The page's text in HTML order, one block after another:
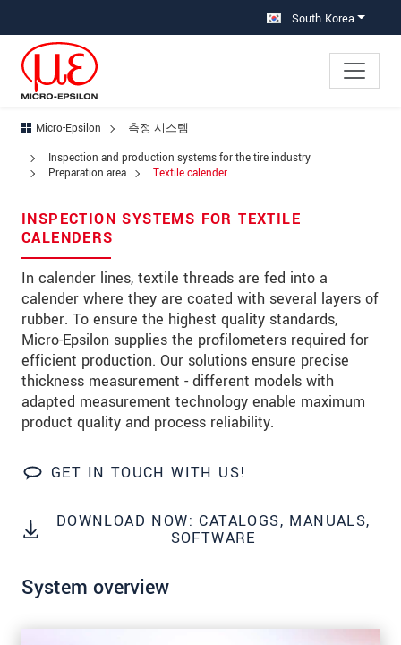
South Korea
Micro-Epsilon
측정 시스템
Inspection and production systems for the tire industry
Preparation area
Textile calender
INSPECTION SYSTEMS FOR TEXTILE
CALENDERS
In calender lines, textile threads are fed into a
calender where they are coated with several layers of
rubber. To ensure the highest quality standards,
Micro-Epsilon supplies the profilometers required for
efficient production. Our solutions ensure precise
thickness measurement - different models with
adapted measurement technology enable maximum
product quality and process reliability.
GET IN TOUCH WITH US!
DOWNLOAD NOW: CATALOGS, MANUALS,
SOFTWARE
System overview
Your request for: Textile calender
성명*
회사명*
우편번호
주소*
국가*
연락처
* 필수 항목